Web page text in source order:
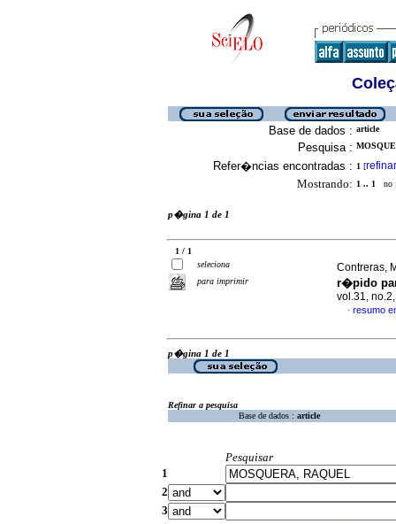
Base de dados : article
Pesquisa :
Refer�ncias encontradas : 1 [refinar
Mostrando: 1 .. 1 no
p�gina 1 de 1
1 / 1
seleciona
para imprimir
Contreras,
r�pido
vol.31,
· resumo
p�gina 1 de 1
Refinar a pesquisa
Base de dados : article
Pesquisar
1
2
3